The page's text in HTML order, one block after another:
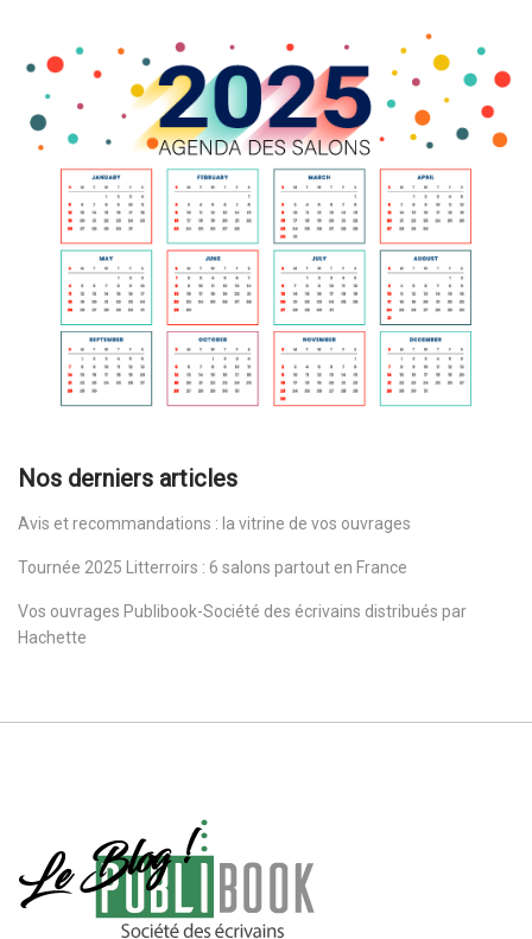
Nos derniers articles
Avis et recommandations : la vitrine de vos ouvrages
Tournée 2025 Litterroirs : 6 salons partout en France
Vos ouvrages Publibook-Société des écrivains distribués par
Hachette